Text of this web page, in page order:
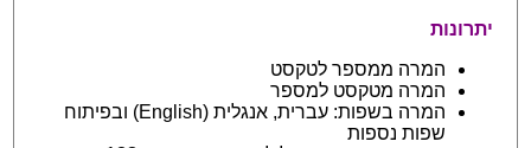
יתרונות
המרה ממספר לטקסט
המרה מטקסט למספר
המרה בשפות: עברית, אנגלית (English) ובפיתוח
שפות נספות